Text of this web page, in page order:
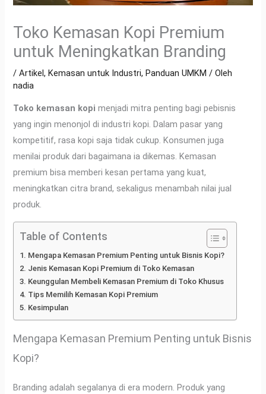
Toko Kemasan Kopi Premium
untuk Meningkatkan Branding
/Artikel,Kemasan untuk Industri,Panduan UMKM / Oleh
nadia
Toko kemasan kopi menjadi mitra penting bagi pebisnis
yang ingin menonjol di industri kopi. Dalam pasar yang
kompetitif, rasa kopi saja tidak cukup. Konsumen juga
menilai produk dari bagaimana ia dikemas. Kemasan
premium bisa memberi kesan pertama yang kuat,
meningkatkan citra brand, sekaligus menambah nilai jual
produk.
Table of Contents
Mengapa Kemasan Premium Penting untuk Bisnis Kopi?
Jenis Kemasan Kopi Premium di Toko Kemasan
Keunggulan Membeli Kemasan Premium di Toko Khusus
Tips Memilih Kemasan Kopi Premium
Kesimpulan
Mengapa Kemasan Premium Penting untuk Bisnis
Kopi?
Branding adalah segalanya di era modern. Produk yang